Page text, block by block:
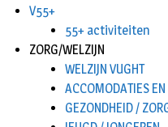
V55+
55+ activiteiten
ZORG/WELZIJN
WELZIJN VUGHT
ACCOMODATIES
GEZONDHEID /